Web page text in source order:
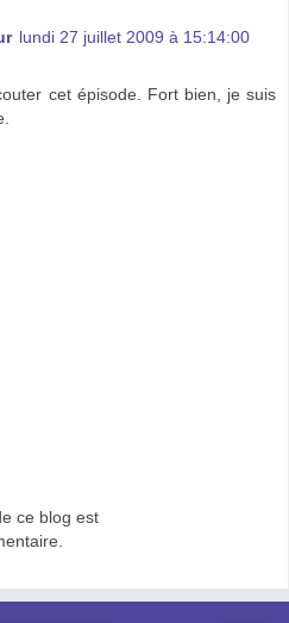
lundi 27 juillet 2009 à 15:14:00
cet épisode. Fort bien, je suis
ce blog est